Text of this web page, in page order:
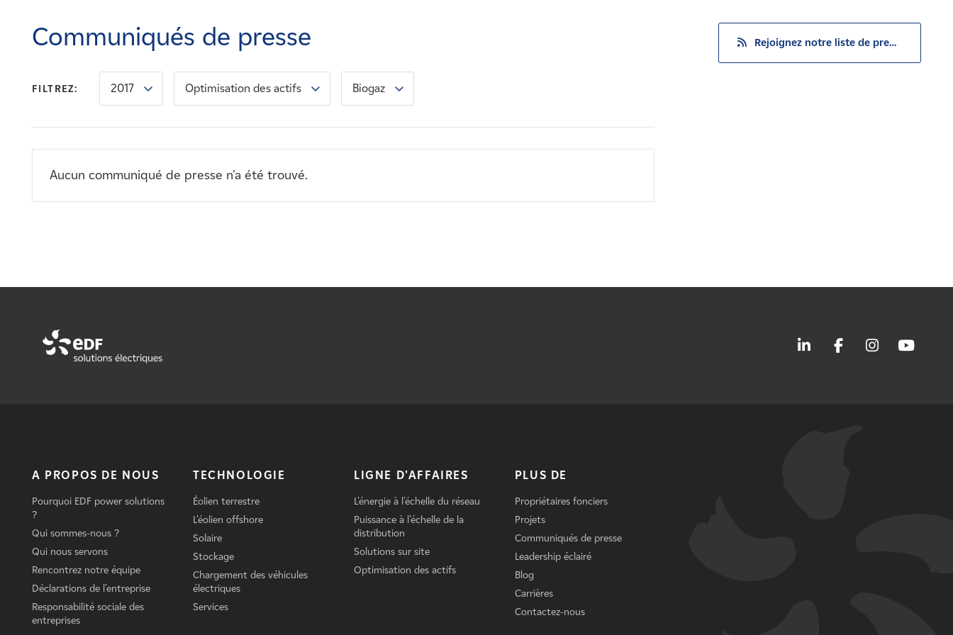
Nouvelles
Contactez-nous
Communiqués de presse
FILTREZ: 2017 Optimisation des actifs Biogaz
Aucun communiqué de presse n'a été trouvé.
Rejoignez notre liste de presse
A PROPOS DE NOUS
Pourquoi EDF power solutions
?
Qui sommes-nous ?
Qui nous servons
Rencontrez notre équipe
Déclarations de l'entreprise
Responsabilité sociale des
entreprises
TECHNOLOGIE
Éolien terrestre
L'éolien offshore
Solaire
Stockage
Chargement des véhicules
électriques
Services
LIGNE D'AFFAIRES
L'énergie à l'échelle du réseau
Puissance à l'échelle de la
distribution
Solutions sur site
Optimisation des actifs
PLUS DE
Propriétaires fonciers
Projets
Communiqués de presse
Leadership éclairé
Blog
Carrières
Contactez-nous